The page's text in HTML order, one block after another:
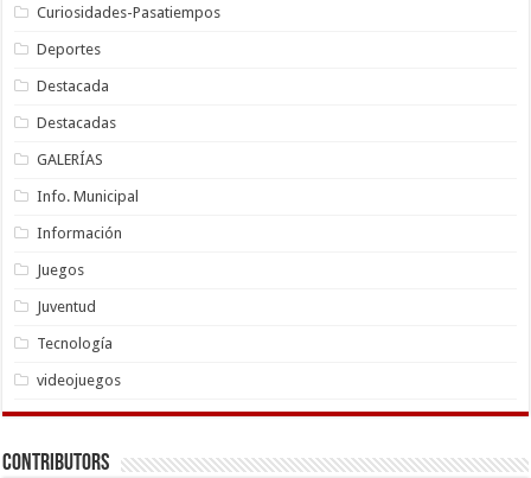
Curiosidades-Pasatiempos
Deportes
Destacada
Destacadas
GALERÍAS
Info. Municipal
Información
Juegos
Juventud
Tecnología
videojuegos
Contributors